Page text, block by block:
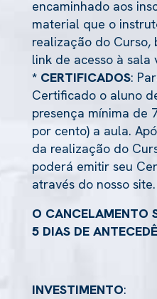
encaminhado aos
material que o
realização do Curso,
link de acesso à sala
* CERTIFICADOS:
Certificado o aluno
presença mínima de
por cento) a aula.
da realização do
poderá emitir seu
através do nosso site.
O CANCELAMENTO
5 DIAS DE
INVESTIMENTO: